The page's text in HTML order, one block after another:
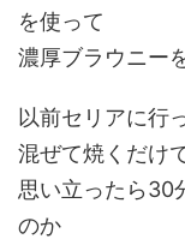
を使って
濃厚ブラウニー
以前セリアに行
混ぜて焼くだけ
思い立ったら30
のか